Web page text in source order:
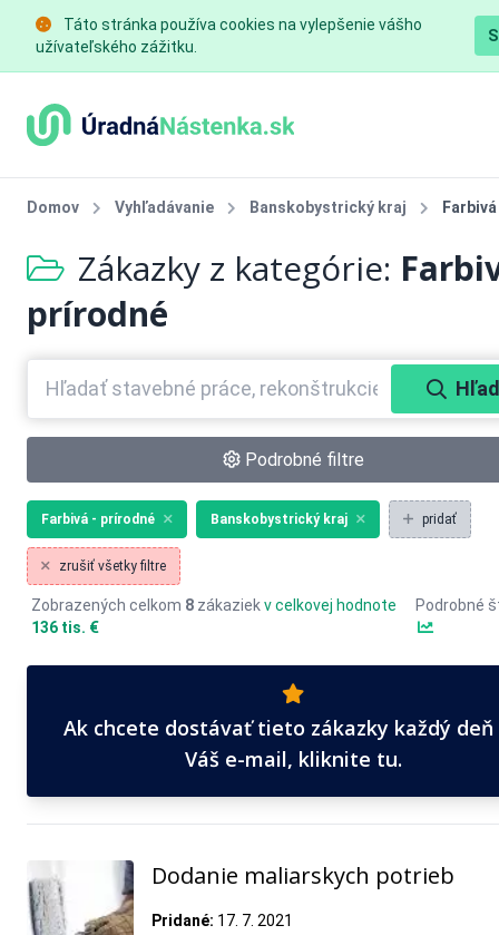
Táto stránka používa cookies na vylepšenie vášho
užívateľského zážitku.
Domov Vyhľadávanie Banskobystrický kraj
Zákazky z kategórie:
prírodné
Podrobné filtre
Farbivá - prírodné Banskobystrický kraj pridať
zrušiť všetky filtre
Zobrazených celkom 8 zákaziekv celkovej hodnote
136 tis. €
Podrobné
Ak chcete dostávať tieto zákazky každý deň
Váš e-mail, kliknite tu.
Dodanie maliarskych potrieb
Pridané: 17. 7. 2021